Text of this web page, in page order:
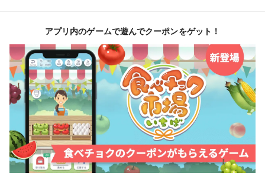
アプリ内のゲームで遊んでクーポンをゲット！